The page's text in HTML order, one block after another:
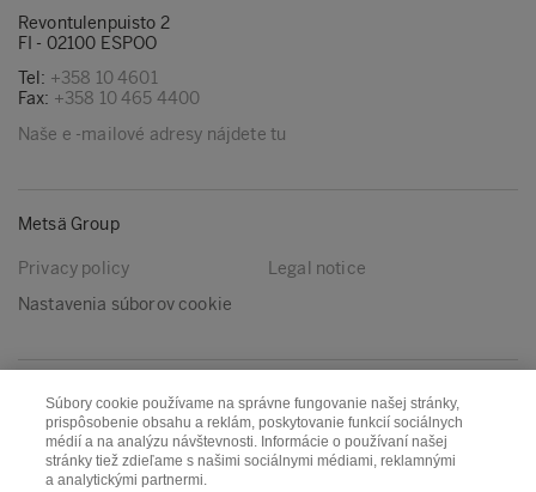
Revontulenpuisto 2
FI - 02100 ESPOO
Tel: +358 10 4601
Fax: +358 10 465 4400
Naše e -mailové adresy nájdete tu
Metsä Group
Privacy policy
Legal notice
Nastavenia súborov cookie
Nasleduj nás
LinkedIn Youtube
Súbory cookie používame na správne fungovanie našej stránky,
prispôsobenie obsahu a reklám, poskytovanie funkcií sociálnych
médií a na analýzu návštevnosti. Informácie o používaní našej
stránky tiež zdieľame s našimi sociálnymi médiami, reklamnými
a analytickými partnermi.